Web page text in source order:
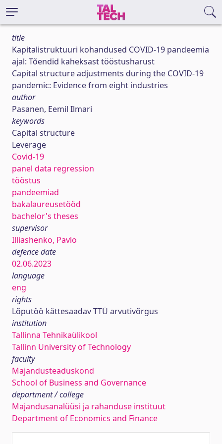
title
Kapitalistruktuuri kohandused COVID-19 pandeemia
ajal: Tõendid kaheksast tööstusharust
Capital structure adjustments during the COVID-19
pandemic: Evidence from eight industries
author
Pasanen, Eemil Ilmari
keywords
Capital structure
Leverage
Covid-19
panel data regression
tööstus
pandeemiad
bakalaureusetööd
bachelor's theses
supervisor
Illiashenko, Pavlo
defence date
02.06.2023
language
eng
rights
Lõputöö kättesaadav TTÜ arvutivõrgus
institution
Tallinna Tehnikaülikool
Tallinn University of Technology
faculty
Majandusteaduskond
School of Business and Governance
department / college
Majandusanalüüsi ja rahanduse instituut
Department of Economics and Finance